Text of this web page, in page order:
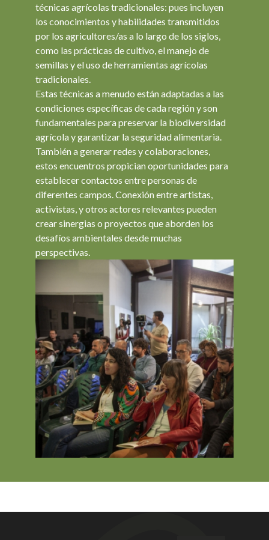
técnicas agrícolas tradicionales: pues incluyen
los conocimientos y habilidades transmitidos
por los agricultores/as a lo largo de los siglos,
como las prácticas de cultivo, el manejo de
semillas y el uso de herramientas agrícolas
tradicionales.
Estas técnicas a menudo están adaptadas a las
condiciones específicas de cada región y son
fundamentales para preservar la biodiversidad
agrícola y garantizar la seguridad alimentaria.
También a generar redes y colaboraciones,
estos encuentros propician oportunidades para
establecer contactos entre personas de
diferentes campos. Conexión entre artistas,
activistas, y otros actores relevantes pueden
crear sinergias o proyectos que aborden los
desafíos ambientales desde muchas
perspectivas.